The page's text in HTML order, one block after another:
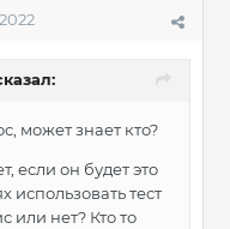
может знает кто?
если он будет это
использовать тест
или нет? Кто то